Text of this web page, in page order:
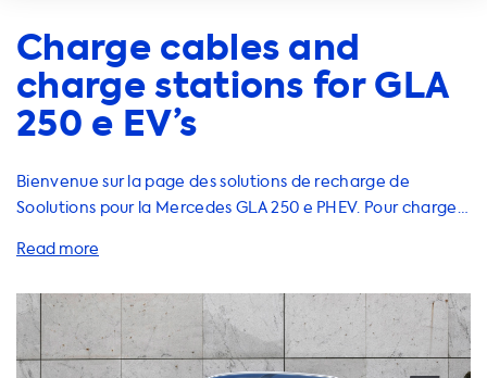
Charge cables and
charge stations for GLA
250 e EV’s
Bienvenue sur la page des solutions de recharge de
Soolutions pour la Mercedes GLA 250 e PHEV. Pour charger
d'acheter une station de charge domestique, des câbles
disponibles sur notre site web. Les stations de charge
domestiques sont des accessoires pratiques pour tous les
propriétaires de véhicules électriques. En achetant une